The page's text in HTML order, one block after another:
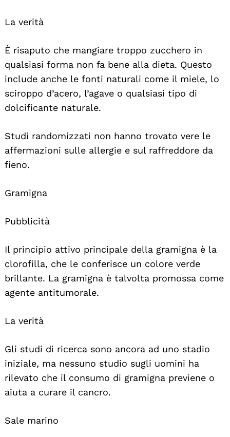
La verità
È risaputo che mangiare troppo zucchero in
qualsiasi forma non fa bene alla dieta. Questo
include anche le fonti naturali come il miele, lo
sciroppo d’acero, l’agave o qualsiasi tipo di
dolcificante naturale.
Studi randomizzati non hanno trovato vere le
affermazioni sulle allergie e sul raffreddore da
fieno.
Gramigna
Pubblicità
Il principio attivo principale della gramigna è la
clorofilla, che le conferisce un colore verde
brillante. La gramigna è talvolta promossa come
agente antitumorale.
La verità
Gli studi di ricerca sono ancora ad uno stadio
iniziale, ma nessuno studio sugli uomini ha
rilevato che il consumo di gramigna previene o
aiuta a curare il cancro.
Sale marino